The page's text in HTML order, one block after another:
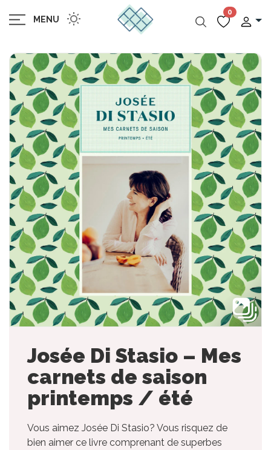
MENU
0
Josée Di Stasio – Mes
carnets de saison
printemps / été
Vous aimez Josée Di Stasio? Vous risquez de
bien aimer ce livre comprenant de superbes